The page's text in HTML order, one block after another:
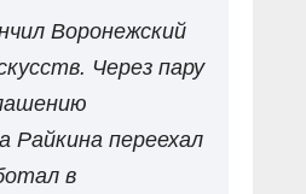
Воронежский
Через пару
Райкина переехал
в